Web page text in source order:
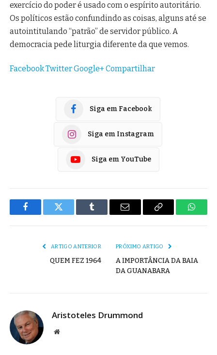
exercício do poder é usado com o espírito autoritário.
Os políticos estão confundindo as coisas, alguns até se
autointitulando “patrão” de servidor público. A
democracia pede liturgia diferente da que vemos.
FacebookTwitterGoogle+Compartilhar
Siga em Facebook
Siga em Instagram
Siga em YouTube
FacebookTwitter Tumblr
E-
Copiar
ARTIGO ANTERIOR
QUEM FEZ 1964
PRÓXIMO ARTIGO
A IMPORTÂNCIA DA BAIA
DA GUANABARA
Aristoteles Drummond
Site